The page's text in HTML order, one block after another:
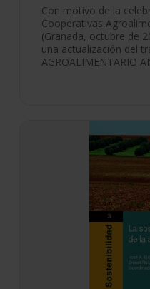
Con motivo de la
Cooperativas
(Granada, octubre de
una actualización del
AGROALIMENTARIO